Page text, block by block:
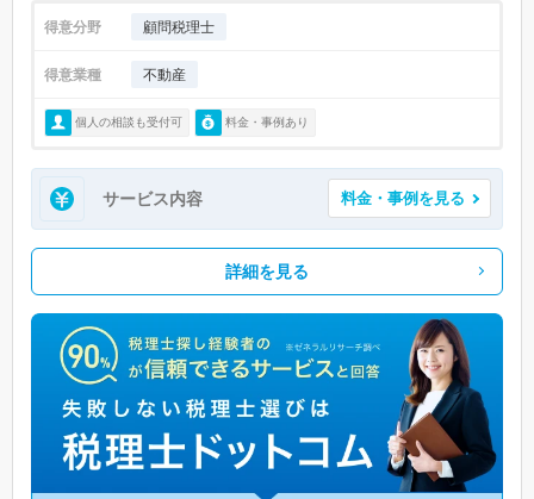
得意分野 顧問税理士
得意業種 不動産
個人の相談も受付可 料金・事例あり
サービス内容 料金・事例を見る
詳細を見る